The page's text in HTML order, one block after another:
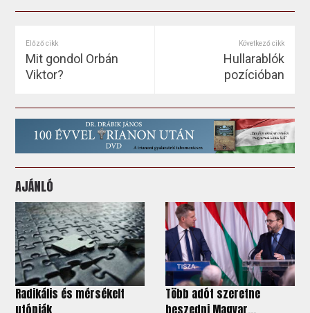
Előző cikk
Mit gondol Orbán
Viktor?
Következő cikk
Hullarablók
pozícióban
AJÁNLÓ
Radikális és mérsékelt
Több adót szeretne